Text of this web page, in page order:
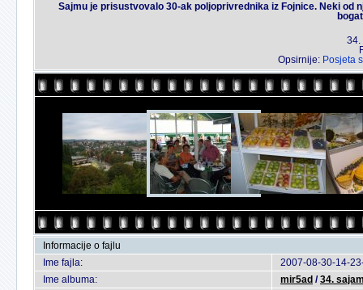
Sajmu je prisustvovalo 30-ak poljoprivrednika iz Fojnice. Neki
34.
Opsirnije: Posjeta
Informacije o fajlu
Ime fajla:
2007-08-30-14-
Ime albuma:
mir5ad /34.